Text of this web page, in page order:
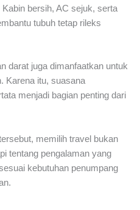
bersih, AC sejuk, serta
tubuh tetap rileks
darat juga dimanfaatkan untuk
Karena itu, suasana
menjadi bagian penting dari
memilih travel bukan
tentang pengalaman yang
kebutuhan penumpang